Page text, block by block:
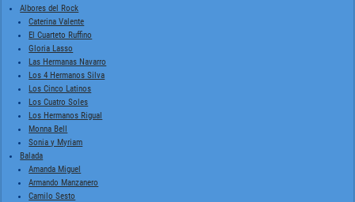
Albores del Rock
Caterina Valente
El Cuarteto Ruffino
Gloria Lasso
Las Hermanas Navarro
Los 4 Hermanos Silva
Los Cinco Latinos
Los Cuatro Soles
Los Hermanos Rigual
Monna Bell
Sonia y Myriam
Balada
Amanda Miguel
Armando Manzanero
Camilo Sesto